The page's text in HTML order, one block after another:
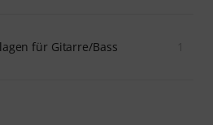
für Gitarre/Bass